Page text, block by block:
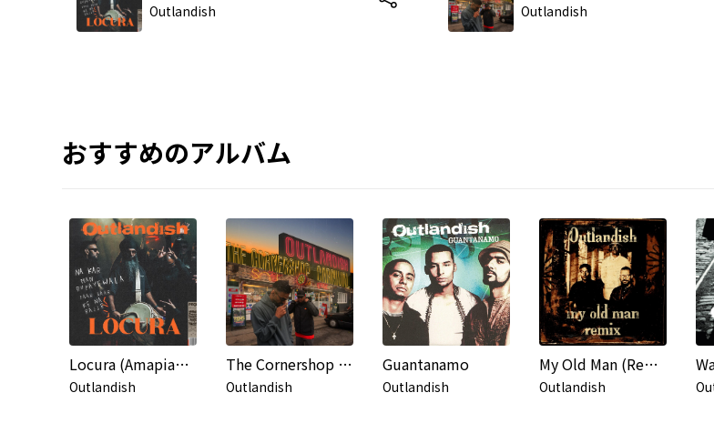
Outlandish Outlandish
おすすめのアルバム
Locura (Amapiano Remix)
Outlandish
The Cornershop Carnival
Outlandish
Guantanamo
Outlandish
My Old Man (Remix)
Outlandish